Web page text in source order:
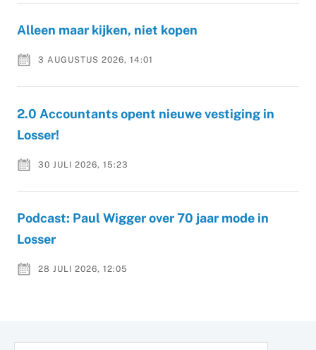
Alleen maar kijken, niet kopen
3 AUGUSTUS 2026, 14:01
2.0 Accountants opent nieuwe vestiging in
Losser!
30 JULI 2026, 15:23
Podcast: Paul Wigger over 70 jaar mode in
Losser
28 JULI 2026, 12:05